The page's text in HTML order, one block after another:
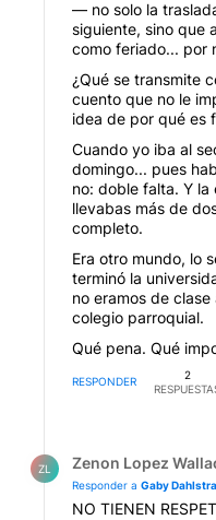
— no solo la
siguiente, sino que
como feriado... por
¿Qué se transmite
cuento que no le
idea de por qué es
Cuando yo iba al
domingo... pues
no: doble falta. Y la
llevabas más de
completo.
Era otro mundo, lo
terminó la
no eramos de
colegio parroquial.
Qué pena. Qué
RESPONDER
2
ZL Zenon Lopez
Responder a Gaby
NO TIENEN